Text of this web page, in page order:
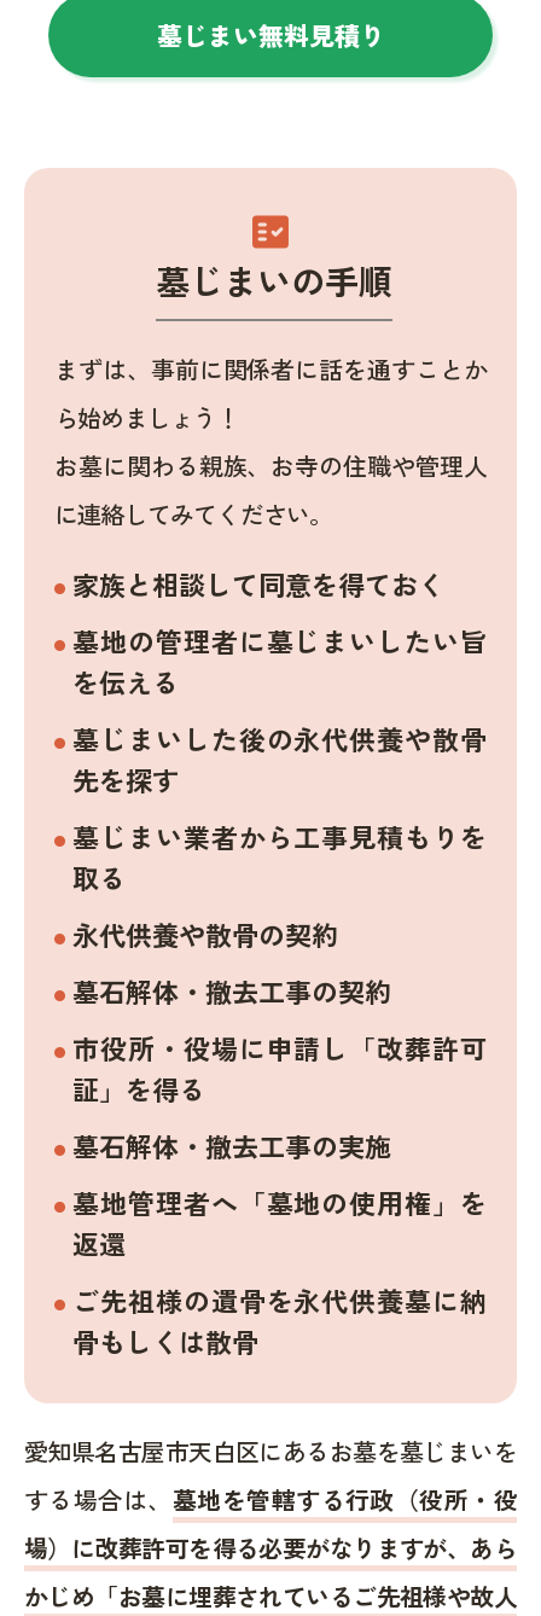
墓じまい無料見積り
fact_check
墓じまいの手順
まずは、事前に関係者に話を通すことか
ら始めましょう！
お墓に関わる親族、お寺の住職や管理人
に連絡してみてください。
家族と相談して同意を得ておく
墓地の管理者に墓じまいしたい旨
を伝える
墓じまいした後の永代供養や散骨
先を探す
墓じまい業者から工事見積もりを
取る
永代供養や散骨の契約
墓石解体・撤去工事の契約
市役所・役場に申請し「改葬許可
証」を得る
墓石解体・撤去工事の実施
墓地管理者へ「墓地の使用権」を
返還
ご先祖様の遺骨を永代供養墓に納
骨もしくは散骨
愛知県名古屋市天白区にあるお墓を墓じまいを
する場合は、 墓地を管轄する行政（役所・役
場）に改葬許可を得る必要がなりますが、あら
かじめ「お墓に埋葬されているご先祖様や故人